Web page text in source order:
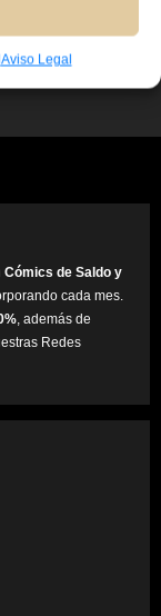
Aviso Legal
Cómics de Saldo y
cada mes.
, además de
Redes